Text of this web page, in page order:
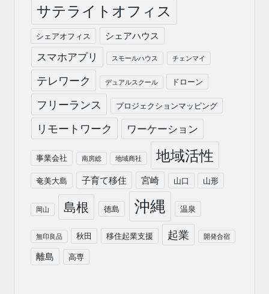
サテライトオフィス
シェアオフィス シェアハウス
スマホアプリ スモールハウス チェンマイ
テレワーク デュアルスクール ドローン
フリーランス プロジェクションマッピング
リモートワーク ワーケーション
事業会社 南房総 地域商社 地域活性
奄美大島 子育て移住 宮崎 山口 山形
岡山 島根 徳島 沖縄 温泉
無印良品 秋田 移住起業支援 起業 開発合宿
離島 高専